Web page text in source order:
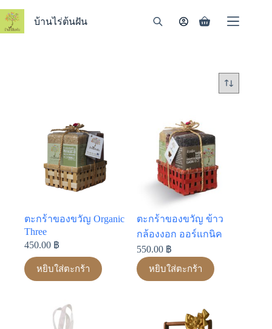
to
content
บ้านไร่ต้นฝัน
Shopping
ตะกร้าของขวัญ Organic
Three
450.00 ฿
หยิบใส่ตะกร้า
ตะกร้าของขวัญ ข้าว
กล้องงอก ออร์แกนิค
550.00 ฿
หยิบใส่ตะกร้า